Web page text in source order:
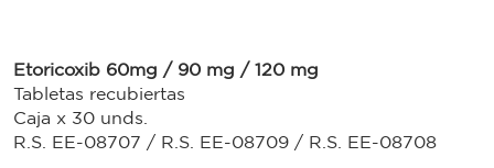
Etoricoxib 60mg / 90 mg / 120 mg
Tabletas recubiertas
Caja x 30 unds.
R.S. EE-08707 / R.S. EE-08709 / R.S. EE-08708